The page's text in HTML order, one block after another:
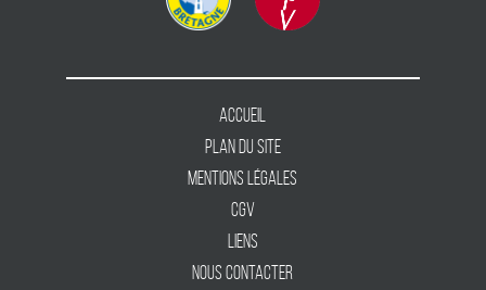
Accueil
Plan du site
Mentions légales
CGV
Liens
Nous contacter